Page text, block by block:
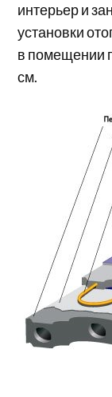
интерьер и
установки
в помещении
см.